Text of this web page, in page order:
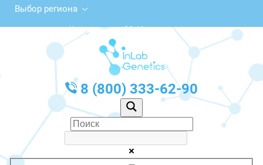
Выбор региона
ул. Коминтерна, 38, Калязин
с 10:00 до 20:00
График работы: Пн-Пт с 10:00 до 20:00
8 (800) 333-62-90